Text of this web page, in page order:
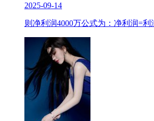
2025-09-14
则净利润4000万公式为：净利润=利